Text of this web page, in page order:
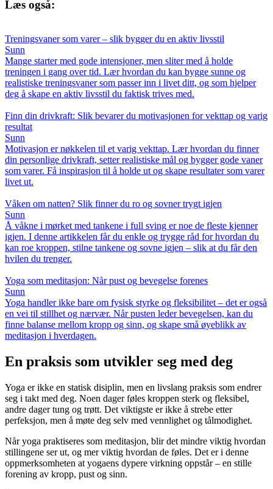
Læs også:
Treningsvaner som varer – slik bygger du en aktiv livsstil
Sunn
Mange starter med gode intensjoner, men sliter med å holde
treningen i gang over tid. Lær hvordan du kan bygge sunne og
realistiske treningsvaner som passer inn i livet ditt, og som hjelper
deg å skape en aktiv livsstil du faktisk trives med.
Finn din drivkraft: Slik bevarer du motivasjonen for vekttap og varig
resultat
Sunn
Motivasjon er nøkkelen til et varig vekttap. Lær hvordan du finner
din personlige drivkraft, setter realistiske mål og bygger gode vaner
som varer. Få inspirasjon til å holde ut og skape resultater som varer
livet ut.
Våken om natten? Slik finner du ro og sovner trygt igjen
Sunn
Å våkne i mørket med tankene i full sving er noe de fleste kjenner
igjen. I denne artikkelen får du enkle og trygge råd for hvordan du
kan roe kroppen, stilne tankene og sovne igjen – slik at du får den
hvilen du trenger.
Yoga som meditasjon: Når pust og bevegelse forenes
Sunn
Yoga handler ikke bare om fysisk styrke og fleksibilitet – det er også
en vei til stillhet og nærvær. Når pusten leder bevegelsen, kan du
finne balanse mellom kropp og sinn, og skape små øyeblikk av
meditasjon i hverdagen.
En praksis som utvikler seg med deg
Yoga er ikke en statisk disiplin, men en livslang praksis som endrer
seg i takt med deg. Noen dager føles kroppen sterk og fleksibel,
andre dager tung og trøtt. Det viktigste er ikke å strebe etter
perfeksjon, men å møte deg selv med vennlighet og tålmodighet.
Når yoga praktiseres som meditasjon, blir det mindre viktig hvordan
stillingene ser ut, og mer viktig hvordan de føles. Det er i denne
oppmerksomheten at yogaens dypere virkning oppstår – en stille
forening av kropp, pust og sinn.